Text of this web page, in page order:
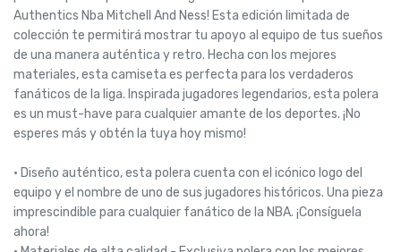
Authentics Nba Mitchell And Ness! Esta edición limitada de
colección te permitirá mostrar tu apoyo al equipo de tus sueños
de una manera auténtica y retro. Hecha con los mejores
materiales, esta camiseta es perfecta para los verdaderos
fanáticos de la liga. Inspirada jugadores legendarios, esta polera
es un must-have para cualquier amante de los deportes. ¡No
esperes más y obtén la tuya hoy mismo!
• Diseño auténtico, esta polera cuenta con el icónico logo del
equipo y el nombre de uno de sus jugadores históricos. Una pieza
imprescindible para cualquier fanático de la NBA. ¡Consíguela
ahora!